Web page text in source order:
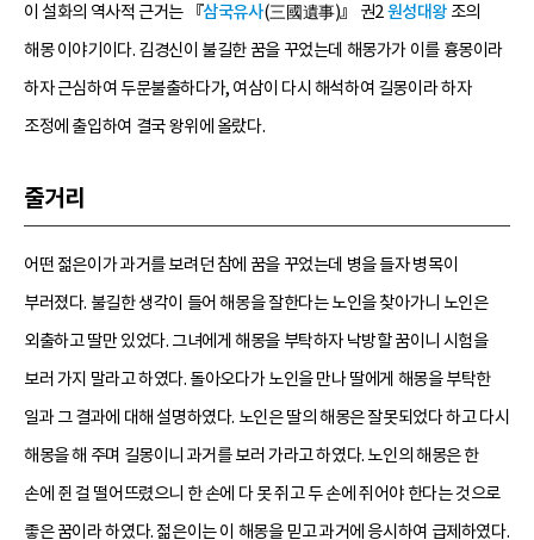
이 설화의 역사적 근거는 『삼국유사(三國遺事)』 권2원성대왕조의
해몽 이야기이다. 김경신이 불길한 꿈을 꾸었는데 해몽가가 이를 흉몽이라
하자 근심하여 두문불출하다가, 여삼이 다시 해석하여 길몽이라 하자
조정에 출입하여 결국 왕위에 올랐다.
줄거리
어떤 젊은이가 과거를 보려던 참에 꿈을 꾸었는데 병을 들자 병목이
부러졌다. 불길한 생각이 들어 해몽을 잘한다는 노인을 찾아가니 노인은
외출하고 딸만 있었다. 그녀에게 해몽을 부탁하자 낙방할 꿈이니 시험을
보러 가지 말라고 하였다. 돌아오다가 노인을 만나 딸에게 해몽을 부탁한
일과 그 결과에 대해 설명하였다. 노인은 딸의 해몽은 잘못되었다 하고 다시
해몽을 해 주며 길몽이니 과거를 보러 가라고 하였다. 노인의 해몽은 한
손에 쥔 걸 떨어뜨렸으니 한 손에 다 못 쥐고 두 손에 쥐어야 한다는 것으로
좋은 꿈이라 하였다. 젊은이는 이 해몽을 믿고 과거에 응시하여 급제하였다.